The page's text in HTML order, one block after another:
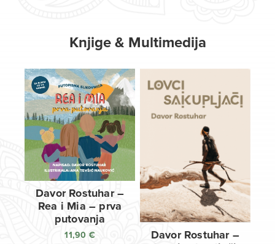
Knjige & Multimedija
Davor Rostuhar –
Rea i Mia – prva
putovanja
11,90 €
Davor Rostuhar –